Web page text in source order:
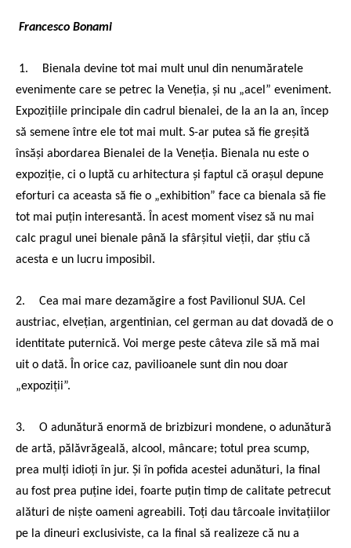
Francesco Bonami
1.
Bienala devine tot mai mult unul din nenumăratele
evenimente care se petrec la Veneția, și nu „acel” eveniment.
Expozițiile principale din cadrul bienalei, de la an la an, încep
să semene între ele tot mai mult. S-ar putea să fie greșită
însăși abordarea Bienalei de la Veneția. Bienala nu este o
expoziție, ci o luptă cu arhitectura și faptul că orașul depune
eforturi ca aceasta să fie o „exhibition” face ca bienala să fie
tot mai puțin interesantă. În acest moment visez să nu mai
calc pragul unei bienale până la sfârșitul vieții, dar știu că
acesta e un lucru imposibil.
2.
Cea mai mare dezamăgire a fost Pavilionul SUA. Cel
austriac, elvețian, argentinian, cel german au dat dovadă de o
identitate puternică. Voi merge peste câteva zile să mă mai
uit o dată. În orice caz, pavilioanele sunt din nou doar
„expoziții”.
3.
O adunătură enormă de brizbizuri mondene, o adunătură
de artă, pălăvrăgeală, alcool, mâncare; totul prea scump,
prea mulți idioți în jur. Și în pofida acestei adunături, la final
au fost prea puține idei, foarte puțin timp de calitate petrecut
alături de niște oameni agreabili. Toți dau târcoale invitațiilor
pe la dineuri exclusiviste, ca la final să realizeze că nu a